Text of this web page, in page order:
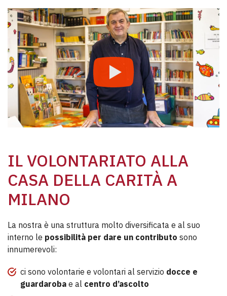
IL VOLONTARIATO ALLA
CASA DELLA CARITÀ A
MILANO
La nostra è una struttura molto diversificata e al suo
interno le possibilità per dare un contributo sono
innumerevoli:
ci sono volontarie e volontari al servizio docce e
guardaroba e al centro d’ascolto